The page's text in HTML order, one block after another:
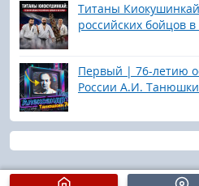
Титаны
российских бойцов
Первый | 76-летию
России А.И.